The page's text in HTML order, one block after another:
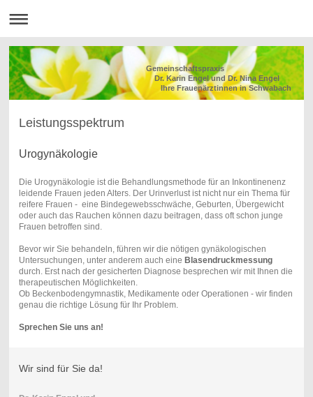
Gemeinschaftspraxis
Dr. Karin Engel und Dr. Nina Engel
Ihre Frauenärztinnen in Schwabach
Leistungsspektrum
Urogynäkologie
Die Urogynäkologie ist die Behandlungsmethode für an Inkontinenenz
leidende Frauen jeden Alters. Der Urinverlust ist nicht nur ein Thema für
reifere Frauen - eine Bindegewebsschwäche, Geburten, Übergewicht
oder auch das Rauchen können dazu beitragen, dass oft schon junge
Frauen betroffen sind.
Bevor wir Sie behandeln, führen wir die nötigen gynäkologischen
Untersuchungen, unter anderem auch eine Blasendruckmessung
durch. Erst nach der gesicherten Diagnose besprechen wir mit Ihnen die
therapeutischen Möglichkeiten.
Ob Beckenbodengymnastik, Medikamente oder Operationen - wir finden
genau die richtige Lösung für Ihr Problem.
Sprechen Sie uns an!
Wir sind für Sie da!